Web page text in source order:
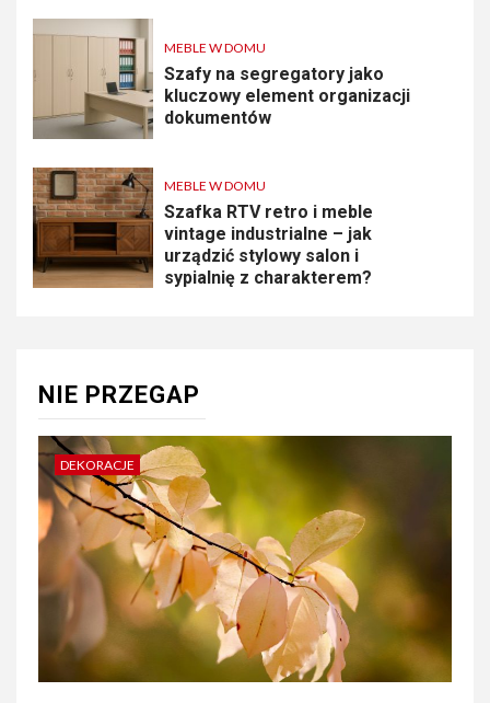
MEBLE W DOMU
Szafy na segregatory jako
kluczowy element organizacji
dokumentów
MEBLE W DOMU
Szafka RTV retro i meble
vintage industrialne – jak
urządzić stylowy salon i
sypialnię z charakterem?
NIE PRZEGAP
DEKORACJE